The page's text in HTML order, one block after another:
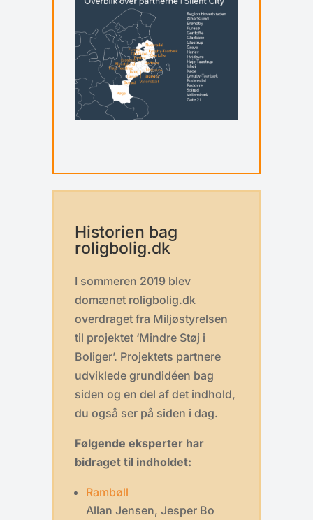
Historien bag
roligbolig.dk
I sommeren 2019 blev
domænet roligbolig.dk
overdraget fra Miljøstyrelsen
til projektet ‘Mindre Støj i
Boliger’. Projektets partnere
udviklede grundidéen bag
siden og en del af det indhold,
du også ser på siden i dag.
Følgende eksperter har
bidraget til indholdet:
Rambøll
Allan Jensen, Jesper Bo